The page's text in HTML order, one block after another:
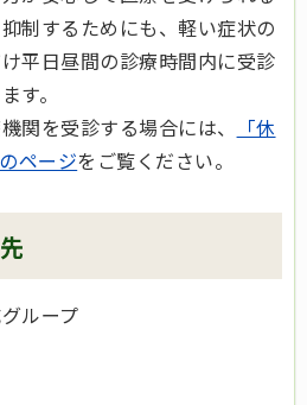
制するためにも、軽い症状の
平日昼間の診療時間内に受診
す。
関を受診する場合には、
「休
ページをご覧ください。
ループ